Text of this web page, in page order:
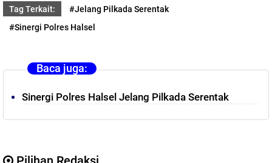
Tag Terkait:
#Jelang Pilkada Serentak
#Sinergi Polres Halsel
Baca juga:
Sinergi Polres Halsel Jelang Pilkada Serentak